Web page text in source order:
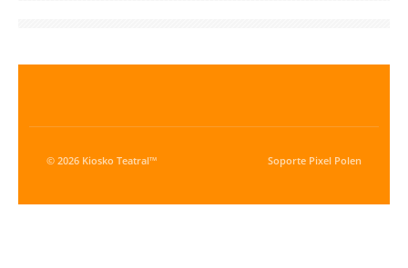
© 2026 Kiosko Teatral™ Soporte Pixel Polen